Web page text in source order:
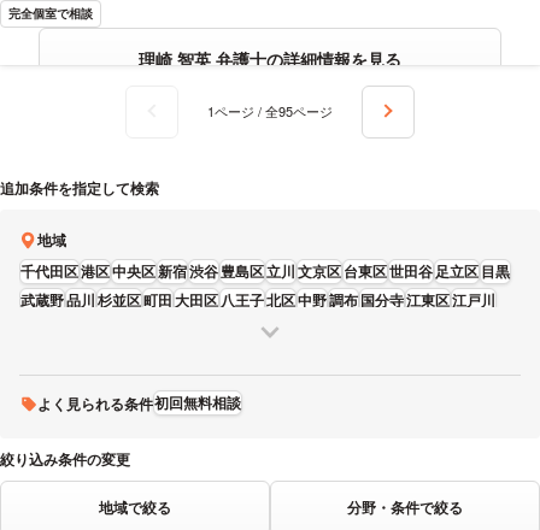
完全個室で相談
理崎 智英 弁護士の詳細情報を見る
1ページ / 全95ページ
追加条件を指定して検索
地域
千代田区港区中央区新宿渋谷豊島区立川文京区台東区世田谷足立区目黒
武蔵野品川杉並区町田大田区八王子北区中野調布国分寺江東区江戸川
多摩
よく見られる条件初回無料相談
絞り込み条件の変更
地域で絞る 分野・条件で絞る